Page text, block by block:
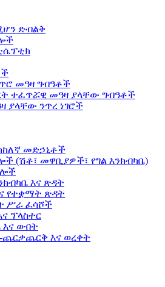
ድብልቅ
መዓዛ ግብዓቶች
ተፈጥሯዊ መዓዛ ያላቸው ግብዓቶች
ያላቸው ንጥረ ነገሮች
መድኃኒቶች
(ሽቶ፣ መዋቢያዎች፣ የግል እንክብካቤ)
እና ጽዳት
የተቋማት ጽዳት
ሥራ ፈሳሾች
ፕላስተር
እና ውበት
እና ወረቀት